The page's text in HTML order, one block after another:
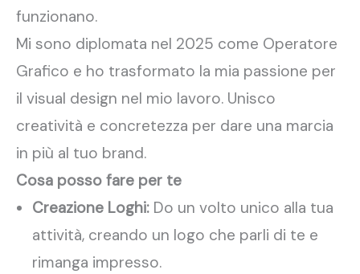
funzionano.
Mi sono diplomata nel 2025 come Operatore
Grafico e ho trasformato la mia passione per
il visual design nel mio lavoro. Unisco
creatività e concretezza per dare una marcia
in più al tuo brand.
Cosa posso fare per te
Creazione Loghi: Do un volto unico alla tua
attività, creando un logo che parli di te e
rimanga impresso.